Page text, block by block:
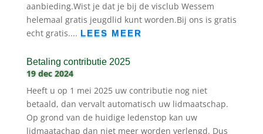
aanbieding.Wist je dat je bij de visclub Wessem
helemaal gratis jeugdlid kunt worden.Bij ons is gratis
echt gratis.... LEES MEER
Betaling contributie 2025
19 dec 2024
Heeft u op 1 mei 2025 uw contributie nog niet
betaald, dan vervalt automatisch uw lidmaatschap.
Op grond van de huidige ledenstop kan uw
lidmaatachap dan niet meer worden verlengd. Dus